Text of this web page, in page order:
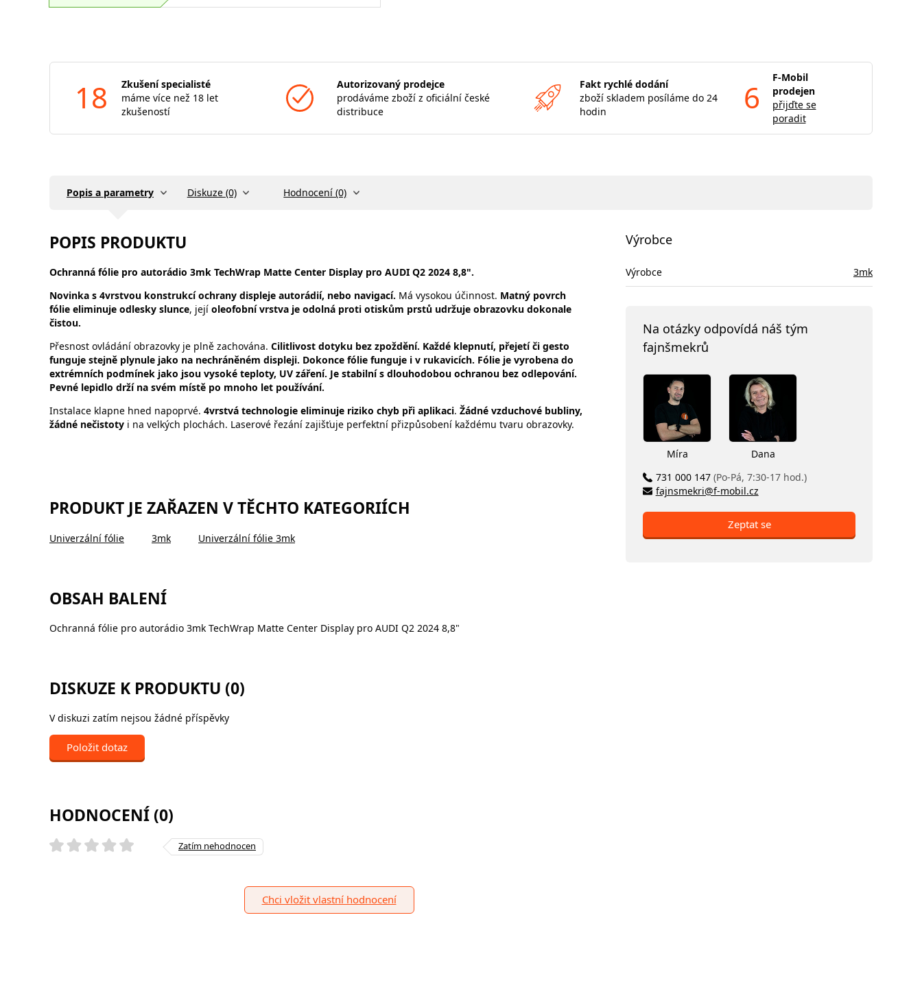
18
Zkušení specialisté
máme více než 18 let
zkušeností
Autorizovaný prodejce
prodáváme zboží z oficiální české
distribuce
Fakt rychlé dodání
zboží skladem posíláme do 24
hodin
6
F-Mobil
prodejen
přijďte se
poradit
Popis a parametry Diskuze (0) Hodnocení (0)
POPIS PRODUKTU
Ochranná fólie pro autorádio 3mk TechWrap Matte Center Display pro AUDI Q2 2024 8,8".
Novinka s 4vrstvou konstrukcí ochrany displeje autorádií, nebo navigací. Má vysokou účinnost. Matný povrch
fólie eliminuje odlesky slunce, její oleofobní vrstva je odolná proti otiskům prstů udržuje obrazovku dokonale
čistou.
Přesnost ovládání obrazovky je plně zachována. Cilitlivost dotyku bez zpoždění. Každé klepnutí, přejetí či gesto
funguje stejně plynule jako na nechráněném displeji. Dokonce fólie funguje i v rukavicích. Fólie je vyrobena do
extrémních podmínek jako jsou vysoké teploty, UV záření. Je stabilní s dlouhodobou ochranou bez odlepování.
Pevné lepidlo drží na svém místě po mnoho let používání.
Instalace klapne hned napoprvé. 4vrstvá technologie eliminuje riziko chyb při aplikaci. Žádné vzduchové bubliny,
žádné nečistoty i na velkých plochách. Laserové řezání zajišťuje perfektní přizpůsobení každému tvaru obrazovky.
PRODUKT JE ZAŘAZEN V TĚCHTO KATEGORIÍCH
Univerzální fólie 3mk Univerzální fólie 3mk
OBSAH BALENÍ
Ochranná fólie pro autorádio 3mk TechWrap Matte Center Display pro AUDI Q2 2024 8,8"
DISKUZE K PRODUKTU (0)
V diskuzi zatím nejsou žádné příspěvky
Položit dotaz
HODNOCENÍ (0)
Zatím nehodnocen
Chci vložit vlastní hodnocení
Výrobce
Výrobce 3mk
Na otázky odpovídá náš tým
fajnšmekrů
Míra
Dana
731 000 147 (Po-Pá, 7:30-17 hod.)
fajnsmekri@f-mobil.cz
Zeptat se